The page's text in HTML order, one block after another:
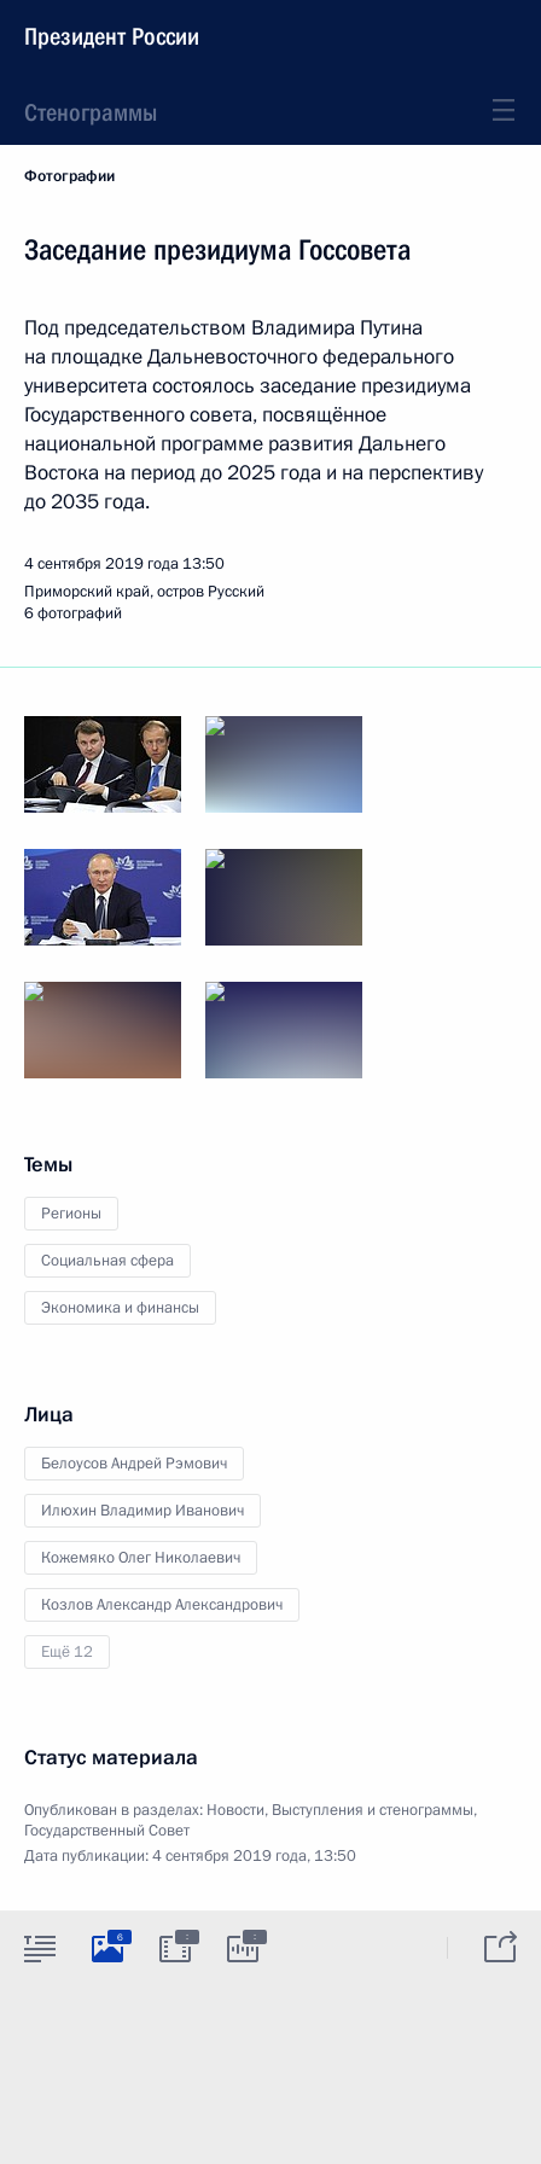
Президент России
Стенограммы
Фотографии
Заседание президиума Госсовета
Под председательством Владимира Путина
на площадке Дальневосточного федерального
университета состоялось заседание президиума
Государственного совета, посвящённое
национальной программе развития Дальнего
Востока на период до 2025 года и на перспективу
до 2035 года.
4 сентября 2019 года 13:50
Приморский край, остров Русский
6 фотографий
Темы
Регионы
Социальная сфера
Экономика и финансы
Лица
Белоусов Андрей Рэмович
Илюхин Владимир Иванович
Кожемяко Олег Николаевич
Козлов Александр Александрович
Ещё 12
Статус материала
Опубликован в разделах: Новости, Выступления и стенограммы,
Государственный Совет
Дата публикации:4 сентября 2019 года, 13:50
6 : :